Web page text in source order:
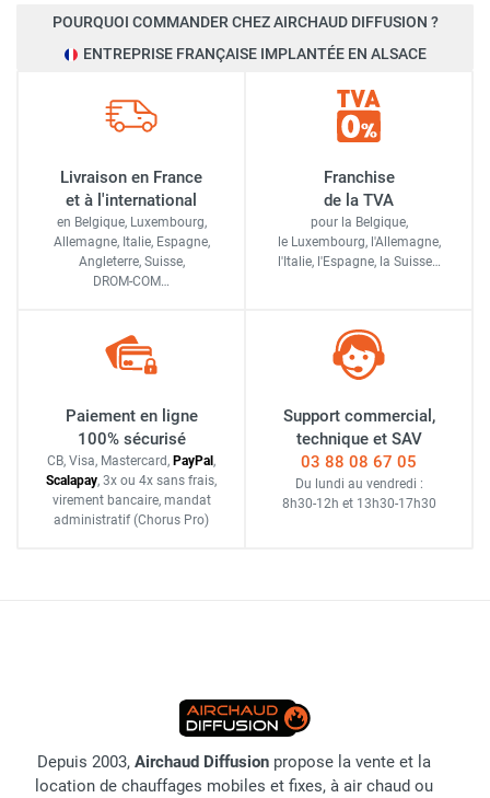
POURQUOI COMMANDER CHEZ AIRCHAUD DIFFUSION ?
ENTREPRISE FRANÇAISE IMPLANTÉE EN ALSACE
Livraison en France
et à l'international
en Belgique, Luxembourg,
Allemagne, Italie, Espagne,
Angleterre, Suisse,
DROM-COM…
Franchise
de la TVA
pour la Belgique,
le Luxembourg, l'Allemagne,
l'Italie, l'Espagne, la Suisse…
Paiement en ligne
100% sécurisé
CB, Visa, Mastercard, PayPal ,
Scalapay, 3x ou 4x sans frais,
virement bancaire, mandat
administratif (Chorus Pro)
Support commercial,
technique et SAV
03 88 08 67 05
Du lundi au vendredi :
8h30-12h et 13h30-17h30
Depuis 2003, Airchaud Diffusion propose la vente et la
location de chauffages mobiles et fixes, à air chaud ou